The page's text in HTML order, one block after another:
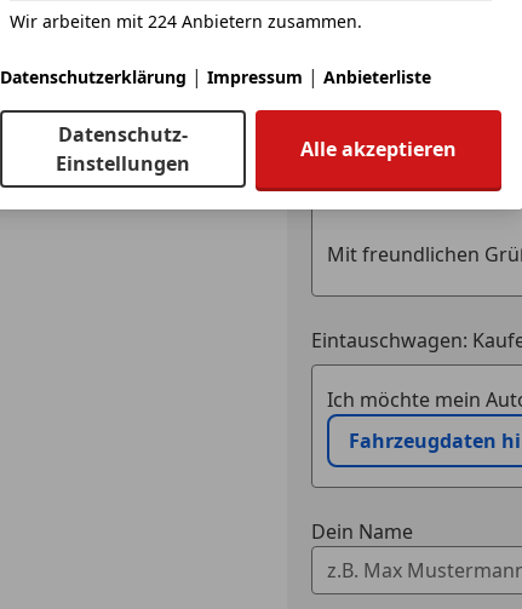
*Watt Link Hinterachse
*Aktive Kopfstützen, 2-fach verstellbar, vorne
*Instrumente, Schwarz mit Hochglanzchromringen
*Solar Protect Wärmeschutverglasung im Fond,
*Handbremshebelknopf, Glanzchrom
*Lüftungsdüsenumrandungen , Titangrau
Anbieter
Deine Nachricht
Eintauschwagen:
Ich möchte mein
Fahrzeugdaten
Dein Name
Wir arbeiten mit 224 Anbietern zusammen.
Datenschutzerklärung | Impressum | Anbieterliste
Datenschutz-
Einstellungen
Alle akzeptieren